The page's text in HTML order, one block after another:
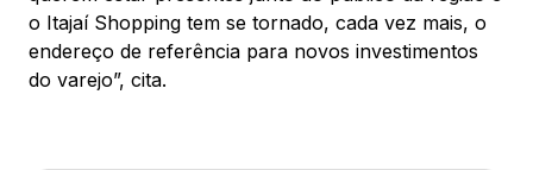
o Itajaí Shopping tem se tornado, cada vez mais, o
endereço de referência para novos investimentos
do varejo”, cita.